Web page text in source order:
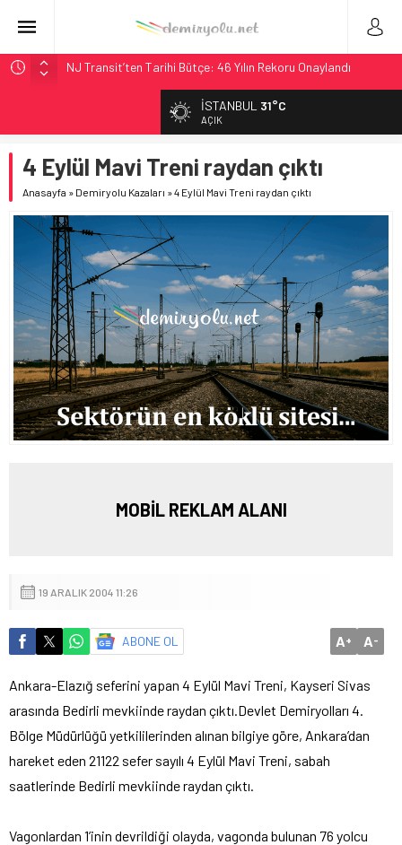
NJ Transit’ten Tarihi Bütçe: 46 Yılın Rekoru Onaylandı
Rocky Mountain, Güneş Enerjili Tesisten İlk Rayı Sevk Etti
AAR, MIT ve Berkeley Dahil 4 Üniversiteyle Araştırma
Konsorsiyumu Başlattı
Long Beach Limanı’na 58 Milyon Dolarlık Yeşil Yatırım Ödülü
Chicago’da Metra Polisi BVLOS Drone’larla Müdahale
İSTANBUL 31°C
AÇIK
4 Eylül Mavi Treni raydan çıktı
Anasayfa » Demiryolu Kazaları »4 Eylül Mavi Treni raydan çıktı
MOBİL REKLAM ALANI
19 ARALIK 2004 11:26
ABONE OL A+ A-
Ankara-Elazığ seferini yapan 4 Eylül Mavi Treni, Kayseri Sivas
arasında Bedirli mevkiinde raydan çıktı. Devlet Demiryolları 4.
Bölge Müdürlüğü yetkililerinden alınan bilgiye göre, Ankara’dan
hareket eden 21122 sefer sayılı 4 Eylül Mavi Treni, sabah
saatlerinde Bedirli mevkiinde raydan çıktı.
Vagonlardan 1’inin devrildiği olayda, vagonda bulunan 76 yolcu